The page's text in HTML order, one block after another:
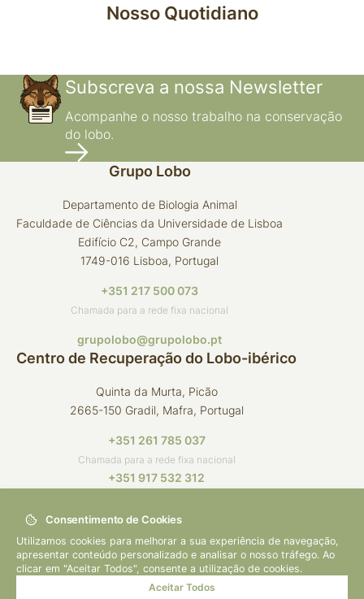
Nosso Quotidiano
Subscreva a nossa Newsletter
Acompanhe o nosso trabalho na conservação
do lobo.
Grupo Lobo
Departamento de Biologia Animal
Faculdade de Ciências da Universidade de Lisboa
Edifício C2, Campo Grande
1749-016 Lisboa, Portugal
+351 217 500 073
Chamada para a rede fixa nacional
grupolobo@grupolobo.pt
Centro de Recuperação do Lobo-ibérico
Quinta da Murta, Picão
2665-150 Gradil, Mafra, Portugal
+351 261 785 037
Chamada para a rede fixa nacional
+351 917 532 312
crli@grupolobo.pt
© 2026 Grupo Lobo
Consentimento de Cookies
Utilizamos cookies para melhorar a sua experiência de navegação,
apresentar conteúdo personalizado e analisar o nosso tráfego. Ao
clicar em "Aceitar Todos", consente a utilização de cookies.
Aceitar Todos